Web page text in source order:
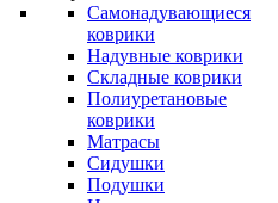
Самонадувающиеся
коврики
Надувные коврики
Складные коврики
Полиуретановые
коврики
Матрасы
Сидушки
Подушки